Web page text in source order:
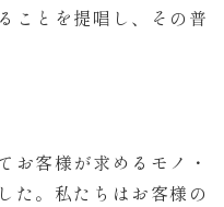
ことを提唱し、その普
お客様が求めるモノ・
た。私たちはお客様の